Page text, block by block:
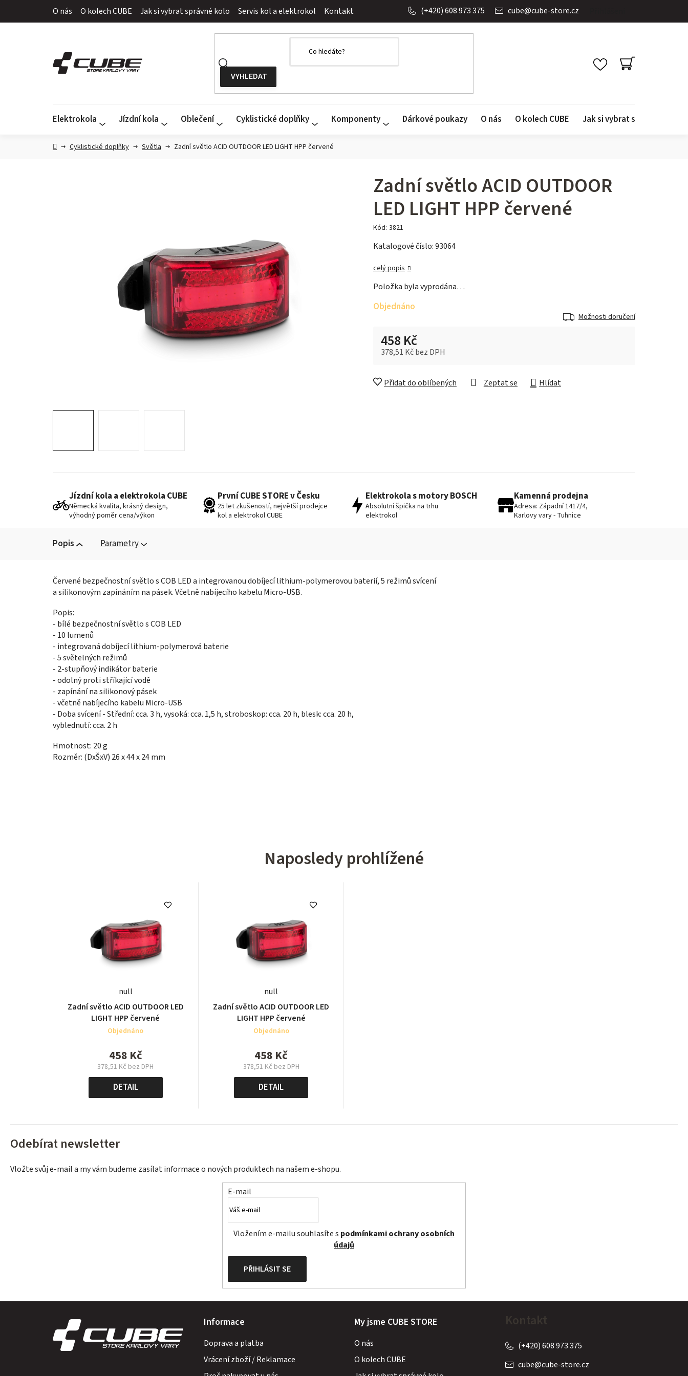
O nás O kolech CUBE Jak si vybrat správné kolo Servis kol a elektrokol Kontakt cube@cube-store.cz
(+420) 608 973 375
NÁKUPNÍ
KOŠÍK
Elektrokola Jízdní kola Oblečení Cyklistické doplňky Komponenty Dárkové poukazy O nás O kolech CUBE Jak si vybrat správné kolo
DomůCyklistické doplňky Světla Zadní světlo ACID OUTDOOR LED LIGHT HPP červené
Zadní světlo ACID OUTDOOR
LED LIGHT HPP červené
Kód: 3821
Katalogové číslo: 93064
celý popis
Položka byla vyprodána…
Objednáno
Možnosti doručení
458 Kč
378,51 Kč bez DPH
Zeptat se
Hlídat
Přidat do oblíbených
Jízdní kola a elektrokola CUBE
Německá kvalita, krásný design,
výhodný poměr cena/výkon
První CUBE STORE v Česku
25 let zkušeností, největší prodejce
kol a elektrokol CUBE
Elektrokola s motory BOSCH
Absolutní špička na trhu
elektrokol
Kamenná prodejna
Adresa: Západní 1417/4,
Karlovy vary - Tuhnice
Popis Parametry
Červené bezpečnostní světlo s COB LED a integrovanou dobíjecí lithium-polymerovou baterií, 5 režimů svícení
a silikonovým zapínáním na pásek. Včetně nabíjecího kabelu Micro-USB.
Popis:
- bílé bezpečnostní světlo s COB LED
- 10 lumenů
- integrovaná dobíjecí lithium-polymerová baterie
- 5 světelných režimů
- 2-stupňový indikátor baterie
- odolný proti stříkající vodě
- zapínání na silikonový pásek
- včetně nabíjecího kabelu Micro-USB
- Doba svícení - Střední: cca. 3 h, vysoká: cca. 1,5 h, stroboskop: cca. 20 h, blesk: cca. 20 h,
vyblednutí: cca. 2 h
Hmotnost: 20 g
Rozměr: (DxŠxV) 26 x 44 x 24 mm
Naposledy prohlížené
null
Zadní světlo ACID OUTDOOR LED
LIGHT HPP červené
Objednáno
458 Kč
378,51 Kč bez DPH
Měrná
cena:
DETAIL
null
Zadní světlo ACID OUTDOOR LED
LIGHT HPP červené
Objednáno
458 Kč
378,51 Kč bez DPH
Měrná
cena:
DETAIL
Odebírat newsletter
Vložte svůj e-mail a my vám budeme zasílat informace o nových produktech na našem e-shopu.
E-mail
Vložením e-mailu souhlasíte s podmínkami ochrany osobních
údajů
PŘIHLÁSIT SE
Informace
Doprava a platba
Vrácení zboží / Reklamace
My jsme CUBE STORE
O nás
O kolech CUBE
Kontakt
cube@cube-store.cz
(+420) 608 973 375